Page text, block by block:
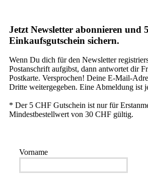
Jetzt Newsletter abonnieren und
Einkaufsgutschein sichern.
Wenn Du dich für den Newsletter
Postanschrift aufgibst, dann antwortet dir
Postkarte. Versprochen! Deine E-Mail-
Dritte weitergegeben. Eine Abmeldung ist
* Der 5 CHF Gutschein ist nur für
Mindestbestellwert von 30 CHF gültig.
Vorname